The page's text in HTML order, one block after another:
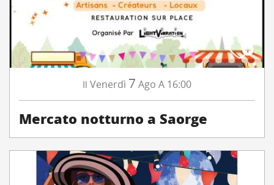
Il Venerdì 7 Ago A 16:00
Mercato notturno a Saorge